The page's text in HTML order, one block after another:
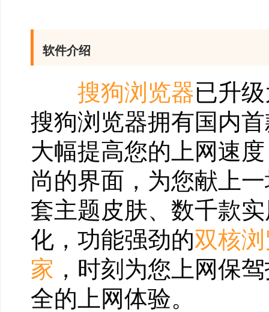
软件介绍
搜狗浏览器已升
搜狗浏览器拥有国内
大幅提高您的上网速
尚的界面，为您献上
套主题皮肤、数千款
化，功能强劲的双核
家 ，时刻为您上网保
全的上网体验。